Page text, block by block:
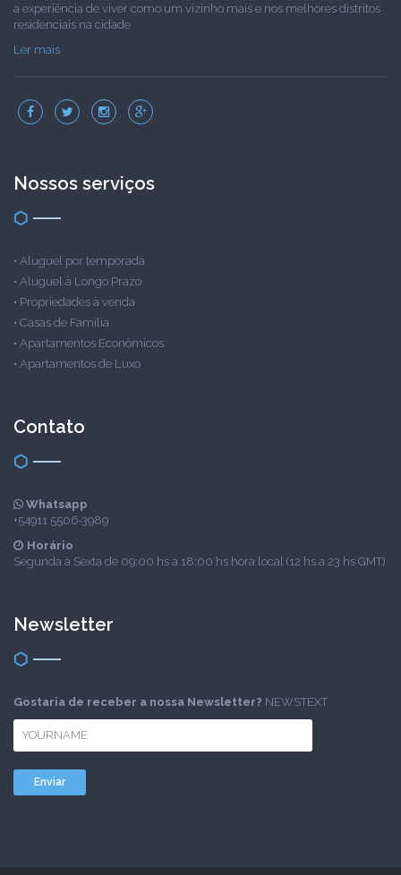
a experiência de viver como um vizinho mais e nos melhores distritos
residenciais na cidade
Ler mais
Nossos serviços
• Aluguel por temporada
• Aluguel à Longo Prazo
• Propriedades à venda
• Casas de Família
• Apartamentos Econômicos
• Apartamentos de Luxo
Contato
Whatsapp
+54911 5506-3989
Horário
Segunda à Sexta de 09:00 hs a 18:00 hs hora local (12 hs a 23 hs GMT)
Newsletter
Gostaria de receber a nossa Newsletter? NEWSTEXT